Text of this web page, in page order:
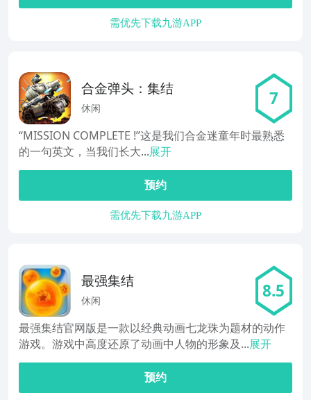
需优先下载九游APP
合金弹头：集结
休闲 7
“MISSION COMPLETE !”这是我们合金迷童年时最熟悉
的一句英文，当我们长大...展开
预约
需优先下载九游APP
最强集结
休闲 8.5
最强集结官网版是一款以经典动画七龙珠为题材的动作
游戏。游戏中高度还原了动画中人物的形象及...展开
预约